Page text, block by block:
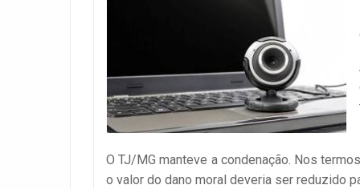
O TJ/MG manteve a condenação. Nos
o valor do dano moral deveria ser reduzido